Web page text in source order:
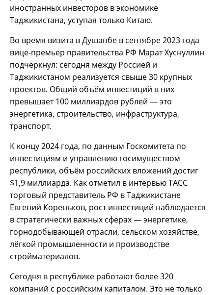
иностранных инвесторов в экономике
Таджикистана, уступая только Китаю.
Во время визита в Душанбе в сентябре 2023 года
вице-премьер правительства РФ Марат Хуснуллин
подчеркнул: сегодня между Россией и
Таджикистаном реализуется свыше 30 крупных
проектов. Общий объём инвестиций в них
превышает 100 миллиардов рублей — это
энергетика, строительство, инфраструктура,
транспорт.
К концу 2024 года, по данным Госкомитета по
инвестициям и управлению госимуществом
республики, объём российских вложений достиг
$1,9 миллиарда. Как отметил в интервью ТАСС
торговый представитель РФ в Таджикистане
Евгений Кореньков, рост инвестиций наблюдается
в стратегически важных сферах — энергетике,
горнодобывающей отрасли, сельском хозяйстве,
лёгкой промышленности и производстве
стройматериалов.
Сегодня в республике работают более 320
компаний с российским капиталом. Это не только